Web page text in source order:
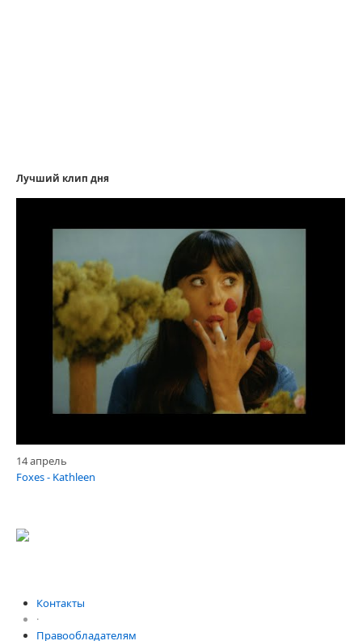
Лучший клип дня
14 апрель
Foxes - Kathleen
Контакты
·
Правообладателям